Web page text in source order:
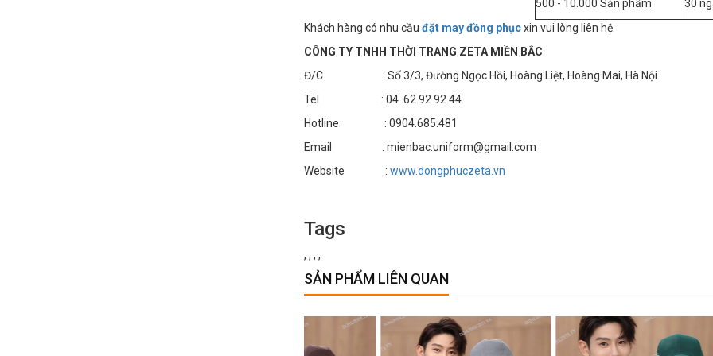
500 - 10.000 Sản phẩm
30
Khách hàng có nhu cầu đặt may đồng phụcxin vui lòng liên hệ.
CÔNG TY TNHH THỜI TRANG ZETA MIỀN BẮC
Đ/C : Số 3/3, Đường Ngọc Hồi, Hoàng Liệt, Hoàng Mai, Hà Nội
Tel : 04 .62 92 92 44
Hotline : 0904.685.481
Email : mienbac.uniform@gmail.com
Website : www.dongphuczeta.vn
Tags
, , , ,
SẢN PHẨM LIÊN QUAN